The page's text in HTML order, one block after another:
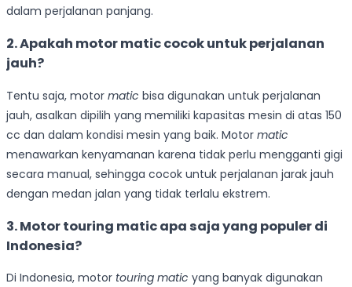
dalam perjalanan panjang.
2. Apakah motor matic cocok untuk perjalanan
jauh?
Tentu saja, motor matic bisa digunakan untuk perjalanan
jauh, asalkan dipilih yang memiliki kapasitas mesin di atas 150
cc dan dalam kondisi mesin yang baik. Motor matic
menawarkan kenyamanan karena tidak perlu mengganti gigi
secara manual, sehingga cocok untuk perjalanan jarak jauh
dengan medan jalan yang tidak terlalu ekstrem.
3. Motor touring matic apa saja yang populer di
Indonesia?
Di Indonesia, motor touring matic yang banyak digunakan